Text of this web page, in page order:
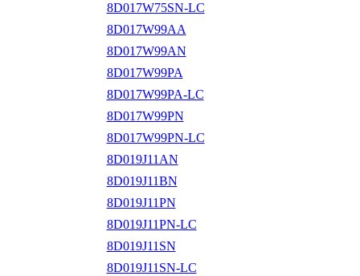
8D017W75SN-LC
8D017W99AA
8D017W99AN
8D017W99PA
8D017W99PA-LC
8D017W99PN
8D017W99PN-LC
8D019J11AN
8D019J11BN
8D019J11PN
8D019J11PN-LC
8D019J11SN
8D019J11SN-LC